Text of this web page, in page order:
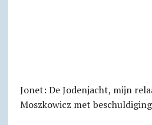
Jonet: De Jodenjacht, mijn
Moszkowicz met